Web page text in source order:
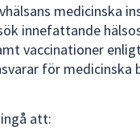
medicinska
innefattande
vaccinationer
för medicinska
att: